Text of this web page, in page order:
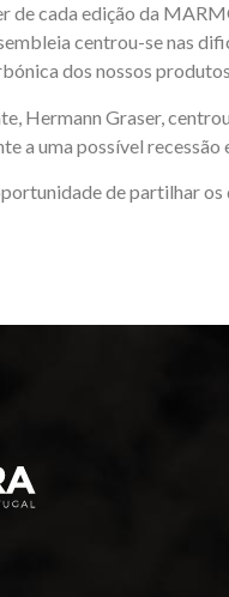
de cada edição da
centrou-se nas
dos nossos
Hermann Graser,
a uma possível
de partilhar